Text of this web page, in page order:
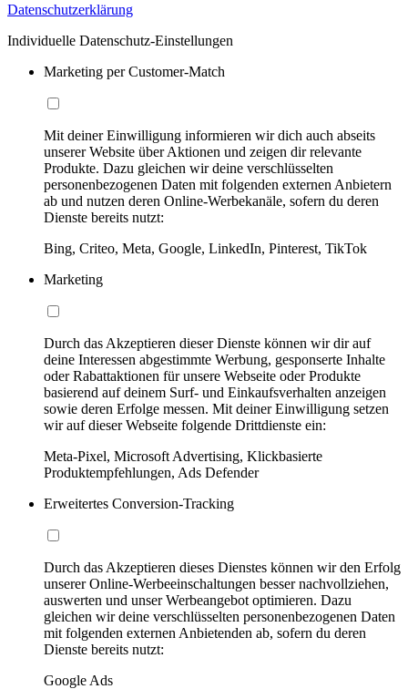
Datenschutzerklärung
Individuelle Datenschutz-Einstellungen
Marketing per Customer-Match
Mit deiner Einwilligung informieren wir dich auch abseits
unserer Website über Aktionen und zeigen dir relevante
Produkte. Dazu gleichen wir deine verschlüsselten
personenbezogenen Daten mit folgenden externen Anbietern
ab und nutzen deren Online-Werbekanäle, sofern du deren
Dienste bereits nutzt:
Bing, Criteo, Meta, Google, LinkedIn, Pinterest, TikTok
Marketing
Durch das Akzeptieren dieser Dienste können wir dir auf
deine Interessen abgestimmte Werbung, gesponserte Inhalte
oder Rabattaktionen für unsere Webseite oder Produkte
basierend auf deinem Surf- und Einkaufsverhalten anzeigen
sowie deren Erfolge messen. Mit deiner Einwilligung setzen
wir auf dieser Webseite folgende Drittdienste ein:
Meta-Pixel, Microsoft Advertising, Klickbasierte
Produktempfehlungen, Ads Defender
Erweitertes Conversion-Tracking
Durch das Akzeptieren dieses Dienstes können wir den Erfolg
unserer Online-Werbeeinschaltungen besser nachvollziehen,
auswerten und unser Werbeangebot optimieren. Dazu
gleichen wir deine verschlüsselten personenbezogenen Daten
mit folgenden externen Anbietenden ab, sofern du deren
Dienste bereits nutzt:
Google Ads